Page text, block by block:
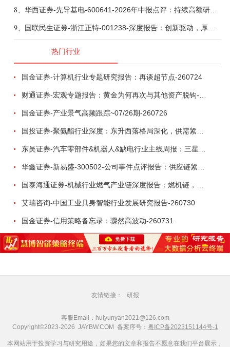
8、 华西证券-先导基电-600641-2026年中报点评：持续高额研发投入，离子注入机、半导体材料加速突破-260802
9、 国联民生证券-浙江正特-001238-深度报告：创新驱动，厚积薄发-260808
热门行业
国金证券-计算机行业专题研究报告：再谈超节点-260724
国金证券-产业景气高频跟踪~07/26期-260726
艾瑞咨询-中国工业具身智能行业发展研究报告-260730
国金证券-信用策略备忘录：骤然高波动-260731
友情链接： 研报
客服Email：huiyunyan2021@126.com
Copyright©2023-2026 JAYBW.COM 备案序号： 粤ICP备2023151144号-1
本网站用于投资学习与研究用途，如果您的文章和报告不愿意在我们平台展示，